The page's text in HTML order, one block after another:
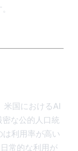
米国におけるAI
な公的人口統
利用率が高い
常的な利用が